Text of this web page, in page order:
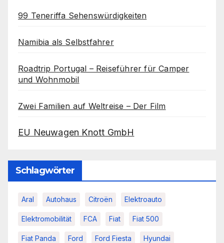
99 Teneriffa Sehenswürdigkeiten
Namibia als Selbstfahrer
Roadtrip Portugal – Reiseführer für Camper
und Wohnmobil
Zwei Familien auf Weltreise – Der Film
EU Neuwagen Knott GmbH
Schlagwörter
Aral Autohaus Citroën Elektroauto
Elektromobilität FCA Fiat Fiat 500
Fiat Panda Ford Ford Fiesta Hyundai